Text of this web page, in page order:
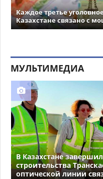
Каждое третье
Казахстане связано с
МУЛЬТИМЕДИА
В Казахстане
строительства
оптической линии